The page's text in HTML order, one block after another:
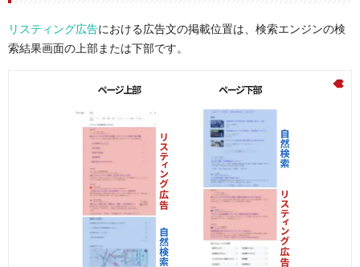
フレームワークを活用する
変化型
感情移入型
まとめ：日々の生活からインプットを
リスティング広告における広告文の掲載位置は、検索エンジンの検
索結果画面の上部または下部です。